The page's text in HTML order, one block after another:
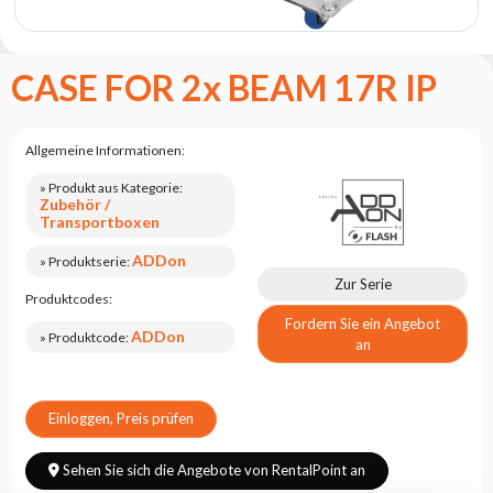
Kontakt
Serviceanfrage
Rücksendung
des
nach dem
Wählen
Serie
CASE FOR 2x BEAM 17R IP
Allgemeine Informationen:
» Produkt aus Kategorie:
Zubehör /
Transportboxen
» Produktserie:ADDon
Produktcodes:
» Produktcode:ADDon
Zur Serie
Fordern Sie ein Angebot
an
Einloggen, Preis prüfen
Sehen Sie sich die Angebote von RentalPoint an